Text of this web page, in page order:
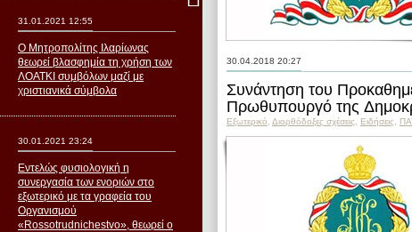
30.04.2018 20:27
Συνάντηση του
Πρωθυπουργό της
Εξωτερικό Διορθόδοξες σχέσεις Ειδήσεις
31.01.2021 12:55
Ο Μητροπολίτης Ιλαρίωνας
θεωρεί βλασφημία τη χρήση των
ΛΟΑΤΚΙ συμβόλων μαζί με
χριστιανικά σύμβολα
30.01.2021 23:24
Εντελώς φυσιολογική η
συνεργασία των ενοριών στο
εξωτερικό με τα γραφεία του
Οργανισμού
«Rossotrudnichestvo», θεωρεί ο